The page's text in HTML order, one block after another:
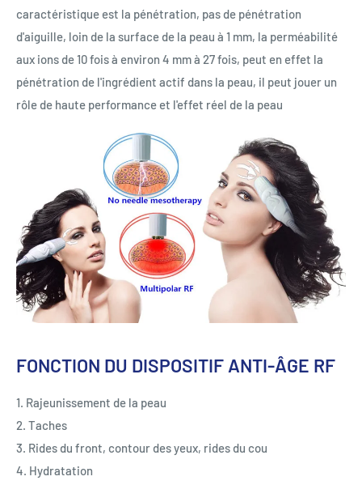
caractéristique est la pénétration, pas de pénétration
d'aiguille, loin de la surface de la peau à 1 mm, la perméabilité
aux ions de 10 fois à environ 4 mm à 27 fois, peut en effet la
pénétration de l'ingrédient actif dans la peau, il peut jouer un
rôle de haute performance et l'effet réel de la peau
FONCTION DU DISPOSITIF ANTI-ÂGE RF
1. Rajeunissement de la peau
2. Taches
3. Rides du front, contour des yeux, rides du cou
4. Hydratation